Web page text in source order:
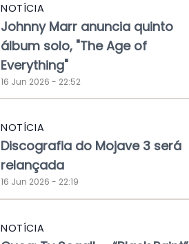
NOTÍCIA
Johnny Marr anuncia quinto
álbum solo, "The Age of
Everything"
16 Jun 2026 - 22:52
NOTÍCIA
Discografia do Mojave 3 será
relançada
16 Jun 2026 - 22:19
NOTÍCIA